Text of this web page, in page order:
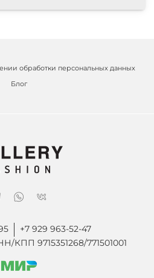
обработки персональных данных
Блог
+7 929 963-52-47
9715351268/771501001